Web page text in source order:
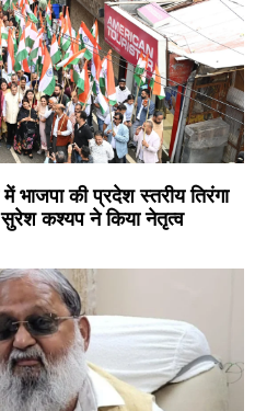
भाजपा की प्रदेश स्तरीय तिरंगा
कश्यप ने किया नेतृत्व